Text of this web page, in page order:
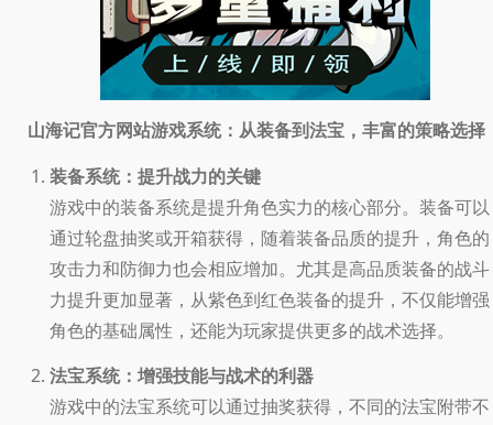
山海记官方网站游戏系统：从装备到法宝，丰富的策略选择
装备系统：提升战力的关键
游戏中的装备系统是提升角色实力的核心部分。装备可以
通过轮盘抽奖或开箱获得，随着装备品质的提升，角色的
攻击力和防御力也会相应增加。尤其是高品质装备的战斗
力提升更加显著，从紫色到红色装备的提升，不仅能增强
角色的基础属性，还能为玩家提供更多的战术选择。
法宝系统：增强技能与战术的利器
游戏中的法宝系统可以通过抽奖获得，不同的法宝附带不